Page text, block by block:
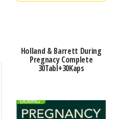
Holland & Barrett During
Pregnacy Complete
30Tabl+30Kaps